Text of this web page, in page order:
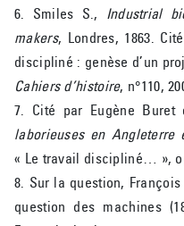
6. Smiles S., Industrial
makers, Londres, 1863.
discipliné : genèse d’un
Cahiers d’histoire, n°110,
7. Cité par Eugène Buret
laborieuses en Angleterre
« Le travail discipliné… »,
8. Sur la question,
question des machines